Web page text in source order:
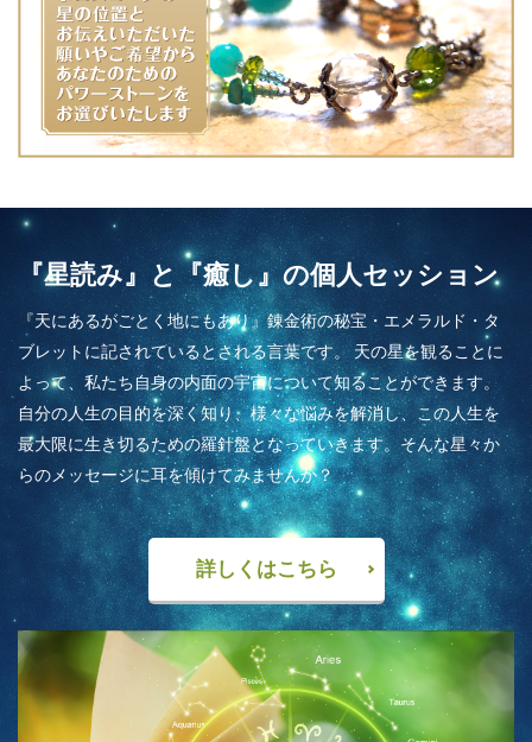
『星読み』と『癒し』の個人セッション
『天にあるがごとく地にもあり』錬金術の秘宝・エメラルド・タ
ブレットに記されているとされる言葉です。 天の星を観ることに
よって、私たち自身の内面の宇宙について知ることができます。
自分の人生の目的を深く知り、様々な悩みを解消し、この人生を
最大限に生き切るための羅針盤となっていきます。そんな星々か
らのメッセージに耳を傾けてみませんか？
詳しくはこちら